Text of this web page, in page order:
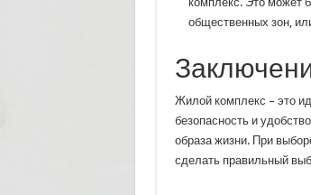
общественных зон,
Жилой комплекс – это
безопасность и
образа жизни. При
сделать правильный